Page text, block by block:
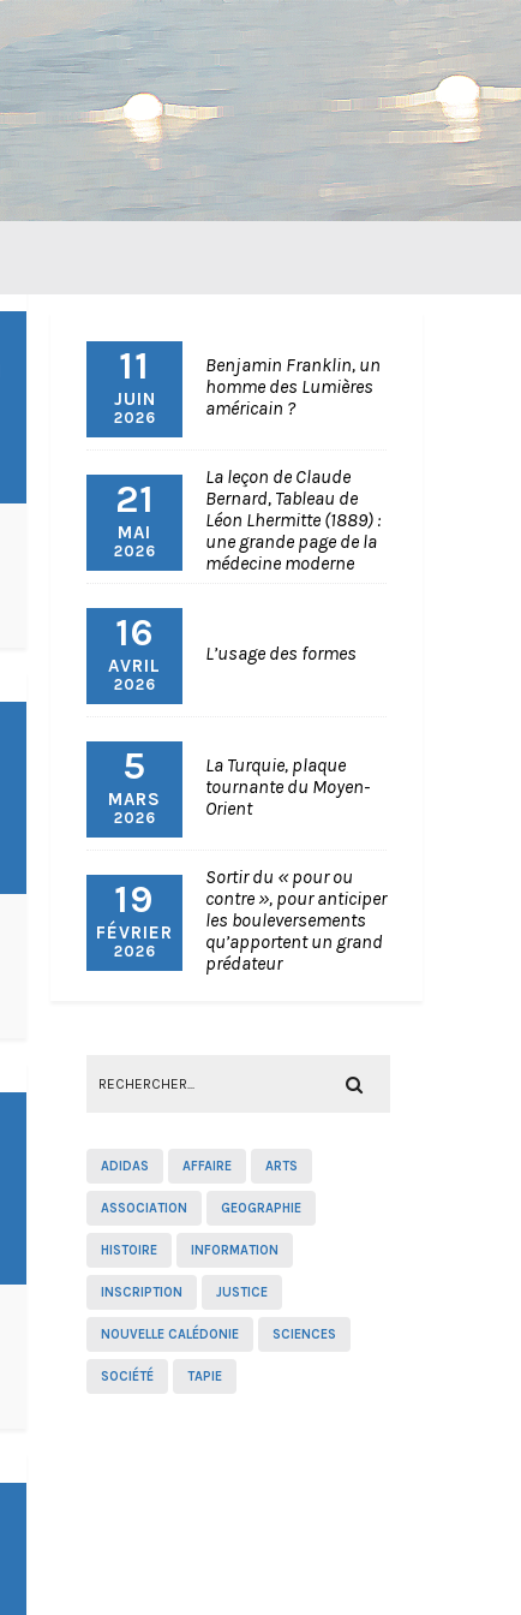
11
JUIN
2026
Benjamin Franklin, un
homme des Lumières
américain ?
21
MAI
2026
La leçon de Claude
Bernard, Tableau de
Léon Lhermitte (1889) :
une grande page de la
médecine moderne
16
AVRIL
2026
L’usage des formes
5
MARS
2026
La Turquie, plaque
tournante du Moyen-
Orient
19
FÉVRIER
2026
Sortir du « pour ou
contre », pour anticiper
les bouleversements
qu’apportent un grand
prédateur
ADIDAS AFFAIRE ARTS
ASSOCIATION GEOGRAPHIE
HISTOIRE INFORMATION
INSCRIPTION JUSTICE
NOUVELLE CALÉDONIE SCIENCES
SOCIÉTÉ TAPIE